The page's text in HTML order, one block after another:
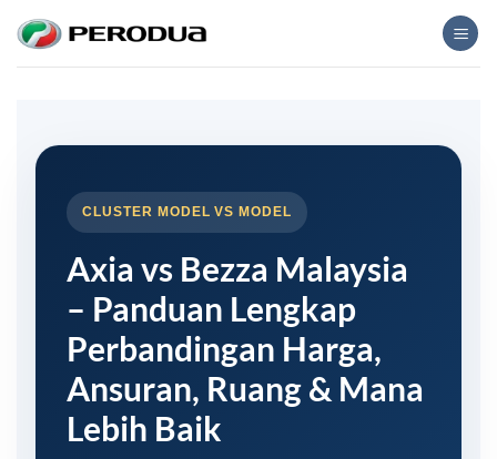
content
CLUSTER MODEL VS MODEL
Axia vs Bezza Malaysia
– Panduan Lengkap
Perbandingan Harga,
Ansuran, Ruang & Mana
Lebih Baik